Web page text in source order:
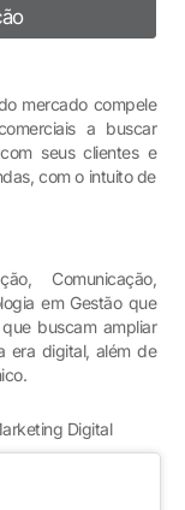
mercado compele
a buscar
seus clientes e
com o intuito de
Comunicação,
em Gestão que
buscam ampliar
era digital, além de
Digital